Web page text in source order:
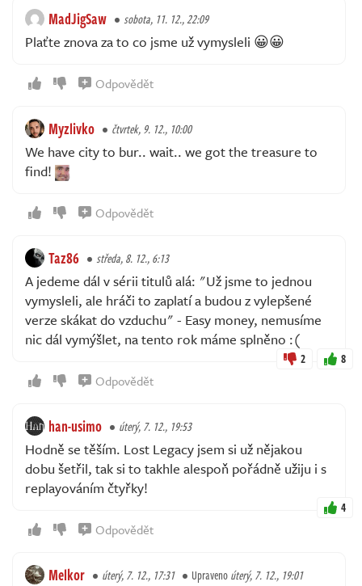
MadJigSaw sobota, 11. 12., 22:09
Plaťte znova za to co jsme už vymysleli 😀😀
Odpovědět
Myzlivko čtvrtek, 9. 12., 10:00
We have city to bur.. wait.. we got the treasure to
find!
Odpovědět
Taz86 středa, 8. 12., 6:13
A jedeme dál v sérii titulů alá: "Už jsme to jednou
vymysleli, ale hráči to zaplatí a budou z vylepšené
verze skákat do vzduchu" - Easy money, nemusíme
nic dál vymýšlet, na tento rok máme splněno :(
2 8
Odpovědět
han-usimo úterý, 7. 12., 19:53
Hodně se těším. Lost Legacy jsem si už nějakou
dobu šetřil, tak si to takhle alespoň pořádně užiju i s
replayováním čtyřky!
4
Odpovědět
Melkor úterý, 7. 12., 17:31 Upravenoúterý, 7. 12., 19:01